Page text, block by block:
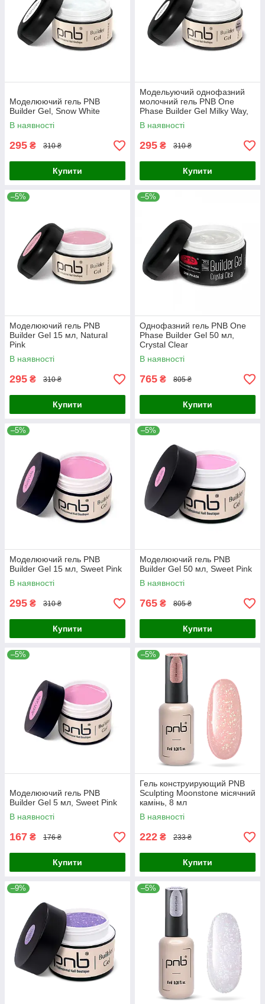
Моделюючий гель PNB
Builder Gel, Snow White
В наявності
295 ₴ 310 ₴
Купити
Модельуючий однофазний
молочний гель PNB One
Phase Builder Gel Milky Way,
15 мл
В наявності
295 ₴ 310 ₴
Купити
–5%
Моделюючий гель PNB
Builder Gel 15 мл, Natural
Pink
В наявності
295 ₴ 310 ₴
Купити
–5%
Однофазний гель PNB One
Phase Builder Gel 50 мл,
Сrystal Clear
В наявності
765 ₴ 805 ₴
Купити
–5%
Моделюючий гель PNB
Builder Gel 15 мл, Sweet Pink
В наявності
295 ₴ 310 ₴
Купити
–5%
Моделюючий гель PNB
Builder Gel 50 мл, Sweet Pink
В наявності
765 ₴ 805 ₴
Купити
–5%
Моделюючий гель PNB
Builder Gel 5 мл, Sweet Pink
В наявності
167 ₴ 176 ₴
Купити
–5%
Гель конструирующий PNB
Sculpting Moonstone місячний
камінь, 8 мл
В наявності
222 ₴ 233 ₴
Купити
–9% –5%